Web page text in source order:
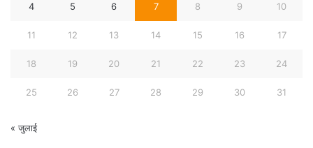
4 5 6 7 8 9 10
11 12 13 14 15 16 17
18 19 20 21 22 23 24
25 26 27 28 29 30 31
« जुलाई